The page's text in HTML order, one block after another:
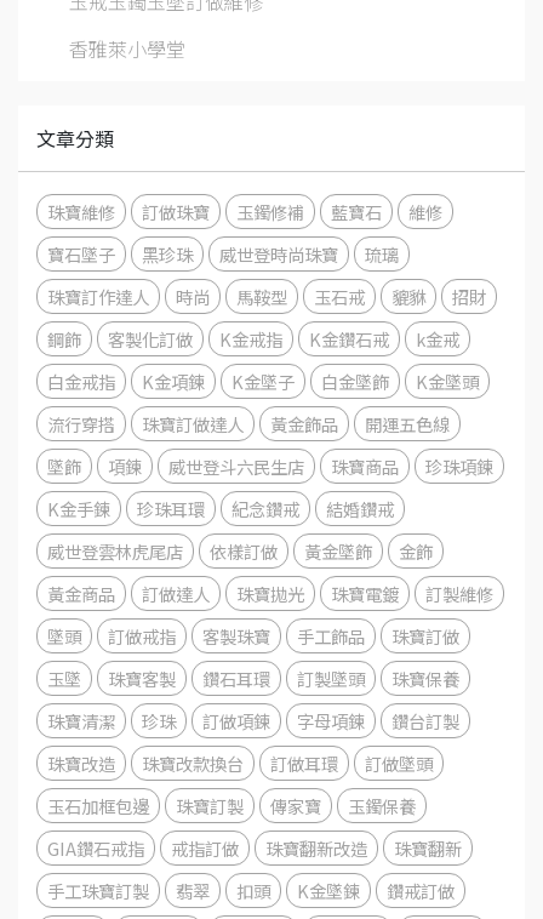
香雅萊小學堂
文章分類
珠寶維修 訂做珠寶 玉鐲修補 藍寶石
維修
寶石墜子
黑珍珠 威世登時尚珠寶
琉璃
珠寶訂作達人
時尚 馬鞍型 玉石戒 貔貅
招財
鋼飾
客製化訂做 K金戒指 K金鑽石戒
k金戒
白金戒指
K金項鍊 K金墜子 白金墜飾
K金墜頭
流行穿搭
珠寶訂做達人 黃金飾品
開運五色線
墜飾
項鍊 威世登斗六民生店 珠寶商品
珍珠項鍊
K金手鍊
珍珠耳環 紀念鑽戒
結婚鑽戒
威世登雲林虎尾店
依樣訂做 黃金墜飾
金飾
黃金商品
訂做達人 珠寶拋光 珠寶電鍍
訂製維修
墜頭
訂做戒指 客製珠寶 手工飾品
珠寶訂做
玉墜
珠寶客製 鑽石耳環 訂製墜頭
珠寶保養
珠寶清潔
珍珠 訂做項鍊 字母項鍊
鑽台訂製
珠寶改造
珠寶改款換台 訂做耳環
訂做墜頭
玉石加框包邊
珠寶訂製 傳家寶
玉鐲保養
GIA鑽石戒指
戒指訂做 珠寶翻新改造
珠寶翻新
手工珠寶訂製
翡翠 扣頭 K金墜鍊
鑽戒訂做